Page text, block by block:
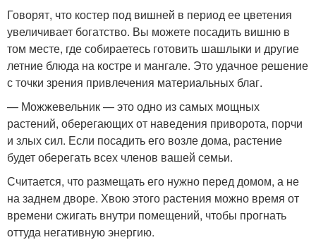
Говорят, что костер под вишней в период ее цветения
увеличивает богатство. Вы можете посадить вишню в
том месте, где собираетесь готовить шашлыки и другие
летние блюда на костре и мангале. Это удачное решение
с точки зрения привлечения материальных благ.
— Можжевельник — это одно из самых мощных
растений, оберегающих от наведения приворота, порчи
и злых сил. Если посадить его возле дома, растение
будет оберегать всех членов вашей семьи.
Считается, что размещать его нужно перед домом, а не
на заднем дворе. Хвою этого растения можно время от
времени сжигать внутри помещений, чтобы прогнать
оттуда негативную энергию.